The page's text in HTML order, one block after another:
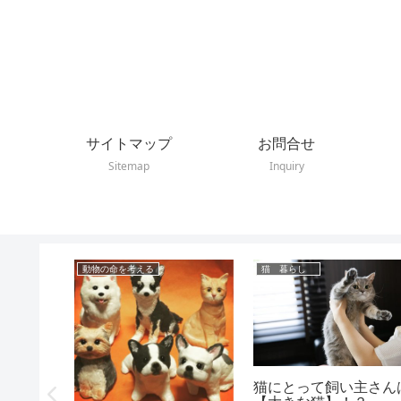
サイトマップ
Sitemap
お問合せ
Inquiry
動物の命を考える 猫 暮らし
猫にとって飼い主さん